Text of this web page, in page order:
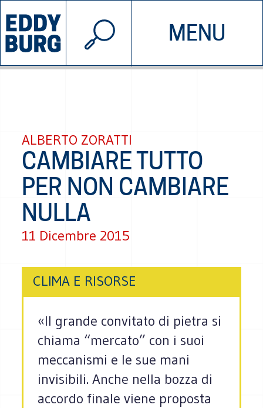
MENU
INIZIATIVE CHI SIAMO
© 2026 EDDYBURG
ALBERTO ZORATTI
CAMBIARE TUTTO
PER NON CAMBIARE
NULLA
11 Dicembre 2015
CLIMA E RISORSE
«Il grande convitato di pietra si
chiama “mercato” con i suoi
meccanismi e le sue mani
invisibili. Anche nella bozza di
accordo finale viene proposta